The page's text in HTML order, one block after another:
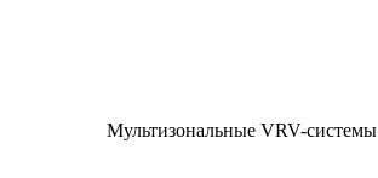
Мультизональные VRV-системы